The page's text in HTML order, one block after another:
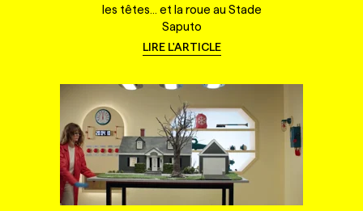
les têtes... et la roue au Stade
Saputo
LIRE L'ARTICLE